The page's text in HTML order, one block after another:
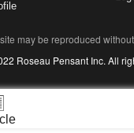
may be reproduced
Roseau Pensant Inc. All